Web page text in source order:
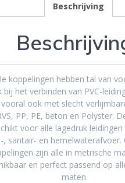
Beschrijving
koppelingen hebben tal van
bij het verbinden van PVC-
ook met slecht
PP, PE, beton en Polyster.
voor alle lagedruk
, santair- en hemelwaterafvoer.
zijn alle in metrische
en perfect passend op
maten.